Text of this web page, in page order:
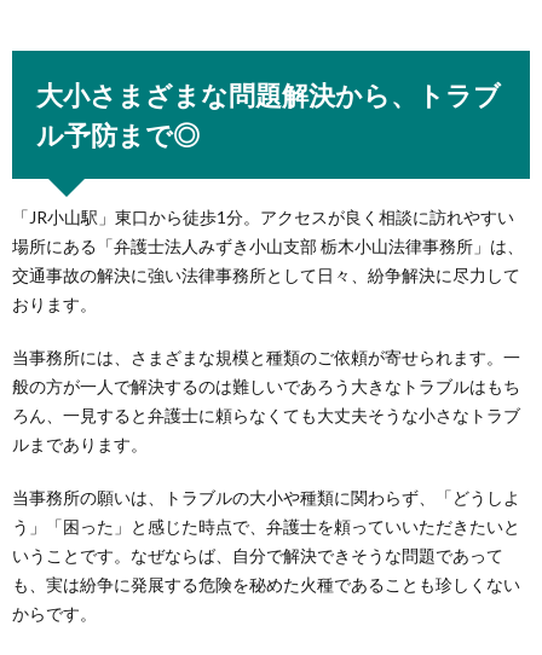
大小さまざまな問題解決から、トラブ
ル予防まで◎
「JR小山駅」東口から徒歩1分。アクセスが良く相談に訪れやすい
場所にある「弁護士法人みずき小山支部 栃木小山法律事務所」は、
交通事故の解決に強い法律事務所として日々、紛争解決に尽力して
おります。
当事務所には、さまざまな規模と種類のご依頼が寄せられます。一
般の方が一人で解決するのは難しいであろう大きなトラブルはもち
ろん、一見すると弁護士に頼らなくても大丈夫そうな小さなトラブ
ルまであります。
当事務所の願いは、トラブルの大小や種類に関わらず、「どうしよ
う」「困った」と感じた時点で、弁護士を頼っていいただきたいと
いうことです。なぜならば、自分で解決できそうな問題であって
も、実は紛争に発展する危険を秘めた火種であることも珍しくない
からです。